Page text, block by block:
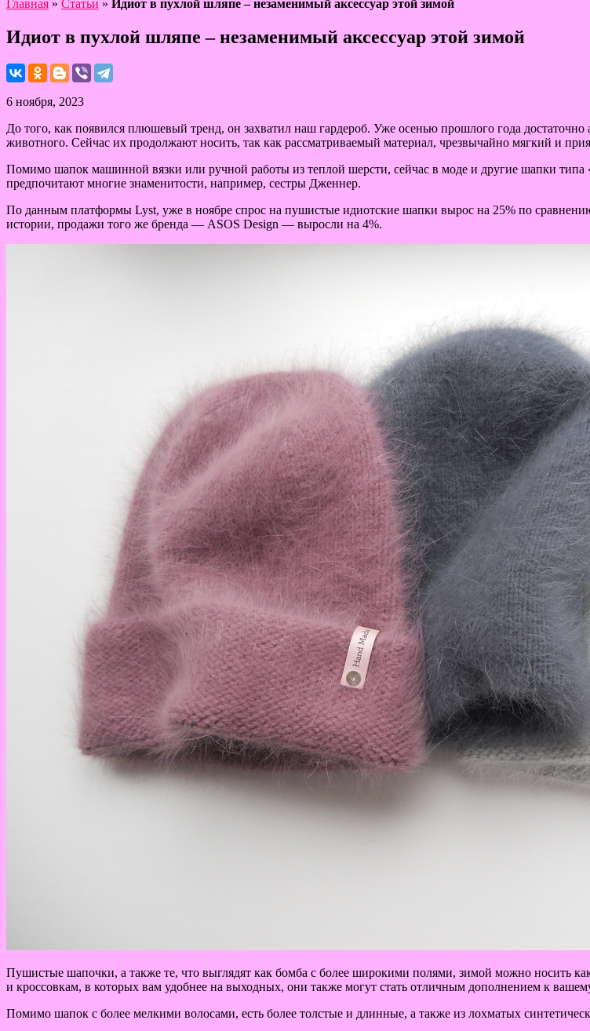
Главная » Статьи » Идиот в пухлой шляпе – незаменимый аксессуар этой зимой
Идиот в пухлой шляпе – незаменимый аксессуар этой зимой
6 ноября, 2023
До того, как появился плюшевый тренд, он захватил наш гардероб. Уже осенью прошлого года
животного. Сейчас их продолжают носить, так как рассматриваемый материал, чрезвычайно мягкий и
Помимо шапок машинной вязки или ручной работы из теплой шерсти, сейчас в моде и другие шапки
предпочитают многие знаменитости, например, сестры Дженнер.
По данным платформы Lyst, уже в ноябре спрос на пушистые идиотские шапки вырос на 25% по
истории, продажи того же бренда — ASOS Design — выросли на 4%.
Пушистые шапочки, а также те, что выглядят как бомба с более широкими полями, зимой можно носить
и кроссовкам, в которых вам удобнее на выходных, они также могут стать отличным дополнением к
Помимо шапок с более мелкими волосами, есть более толстые и длинные, а также из лохматых